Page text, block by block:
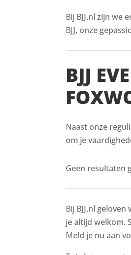
Bij BJJ.nl zijn
BJJ, onze
BJJ
Naast onze
om je
Geen resultaten
Bij BJJ.nl
je altijd welkom.
Meld je nu aan